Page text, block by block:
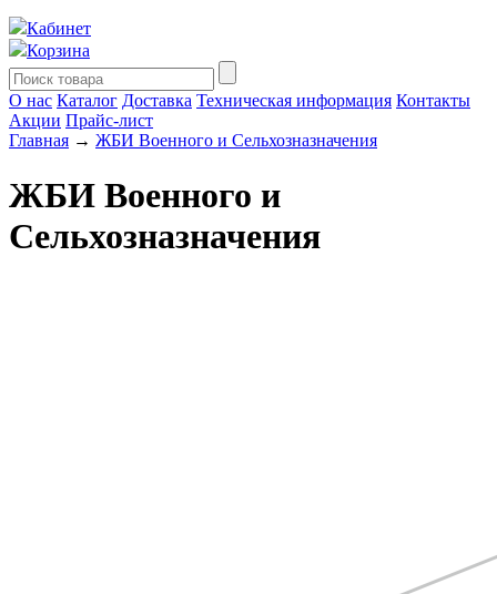
Кабинет
Корзина
О нас Каталог Доставка Техническая информация Контакты
Акции Прайс-лист
Главная → ЖБИ Военного и Сельхозназначения
ЖБИ Военного и
Сельхозназначения